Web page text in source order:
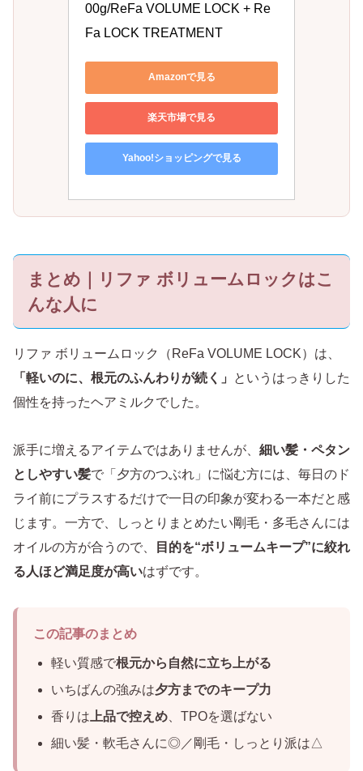
00g/ReFa VOLUME LOCK + Re
Fa LOCK TREATMENT
Amazonで見る
楽天市場で見る
Yahoo!ショッピングで見る
まとめ｜リファ ボリュームロックはこ
んな人に
リファ ボリュームロック（ReFa VOLUME LOCK）は、
「軽いのに、根元のふんわりが続く」
というはっきりした
個性を持ったヘアミルクでした。
派手に増えるアイテムではありませんが、 細い髪・ペタン
としやすい髪で「夕方のつぶれ」に悩む方には、毎日のド
ライ前にプラスするだけで一日の印象が変わる一本だと感
じます。一方で、しっとりまとめたい剛毛・多毛さんには
オイルの方が合うので、
目的を“ボリュームキープ”に絞れ
る人ほど満足度が高いはずです。
この記事のまとめ
軽い質感で根元から自然に立ち上がる
いちばんの強みは夕方までのキープ力
香りは 上品で控えめ 、TPOを選ばない
細い髪・軟毛さんに◎／剛毛・しっとり派は△